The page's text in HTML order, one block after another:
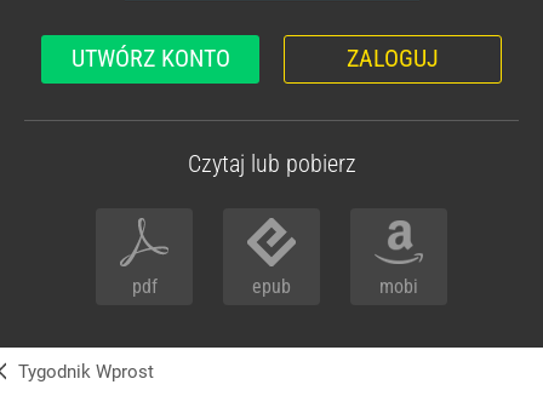
UTWÓRZ KONTO ZALOGUJ
Czytaj lub pobierz
pdf epub mobi
Tygodnik Wprost